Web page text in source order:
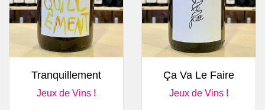
Tranquillement
Jeux de Vins !
Ça Va Le Faire
Jeux de Vins !